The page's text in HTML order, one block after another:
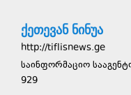
ქეთევან ნინუა
http://tiflisnews.ge
საინფორმაციო
929